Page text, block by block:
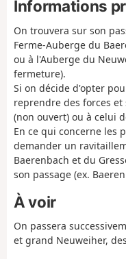
Informations
On trouvera sur son
Ferme-Auberge du
ou à l'Auberge du
fermeture).
Si on décide d'opter
reprendre des forces
(non ouvert) ou à celui
En ce qui concerne les
demander un
Baerenbach et du
son passage (ex.
À voir
On passera
et grand Neuweiher,